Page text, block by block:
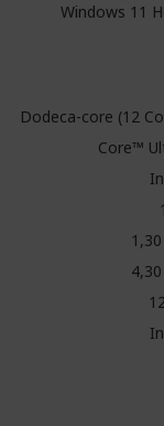
Windows 11
Dodeca-core (12
Core™